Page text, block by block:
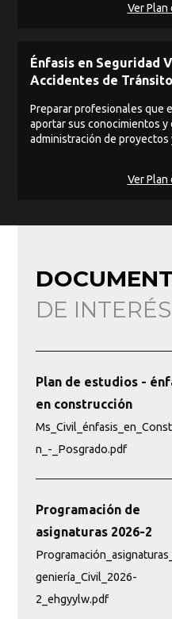
existentes que no cumplan
Ver Plan
Énfasis en Seguridad
Accidentes de Tránsito
Preparar profesionales que
aportar sus conocimientos
administración de
Ver Plan
DE INTERÉS
Plan de estudios -
en construcción
n_-_Posgrado.pdf
Programación de
asignaturas 2026-2
geniería_Civil_2026-
2_ehgyylw.pdf